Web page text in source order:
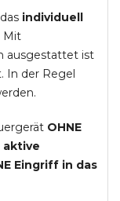
individuell
Mit
ausgestattet ist
In der Regel
OHNE
aktive
Eingriff in das